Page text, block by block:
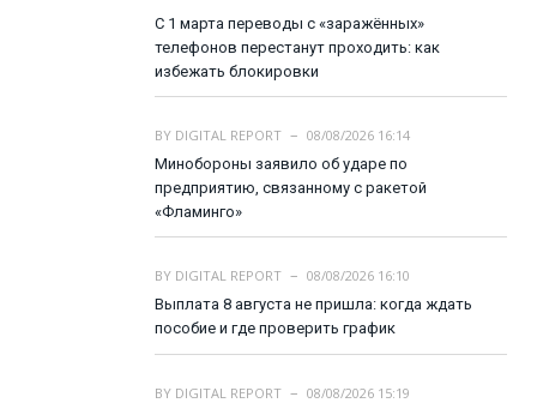
С 1 марта переводы с «заражённых»
телефонов перестанут проходить: как
избежать блокировки
BY DIGITAL REPORT
08/08/2026 16:14
Минобороны заявило об ударе по
предприятию, связанному с ракетой
«Фламинго»
BY DIGITAL REPORT
08/08/2026 16:10
Выплата 8 августа не пришла: когда ждать
пособие и где проверить график
BY DIGITAL REPORT
08/08/2026 15:19